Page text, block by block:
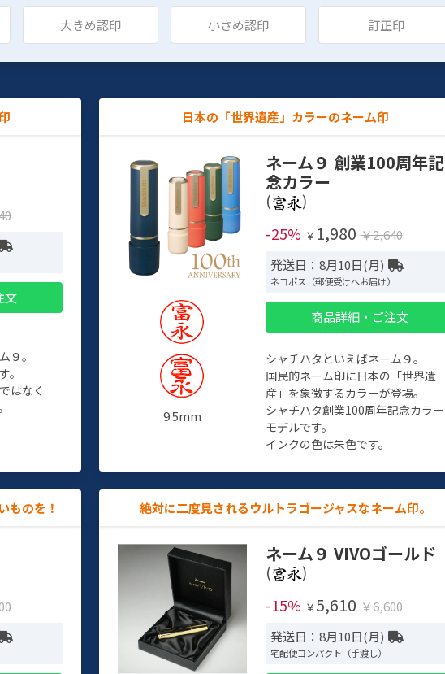
大きめ認印 小さめ認印 訂正印
文
９。
。
はなく
日本の「世界遺産」カラーのネーム印
9.5mm
ネーム９ 創業100周年記
念カラー
(
)
-25% ￥ 1,980 ￥2,640
発送日：8月10日(月)
ネコポス（郵便受けへお届け）
商品詳細・ご注文
シャチハタといえばネーム９。
国民的ネーム印に日本の「世界遺
産」を象徴するカラーが登場。
シャチハタ創業100周年記念カラー
モデルです。
インクの色は朱色です。
ものを！ 絶対に二度見されるウルトラゴージャスなネーム印。
ネーム９ VIVOゴールド
(
)
-15% ￥ 5,610 ￥6,600
発送日：8月10日(月)
宅配便コンパクト（手渡し）